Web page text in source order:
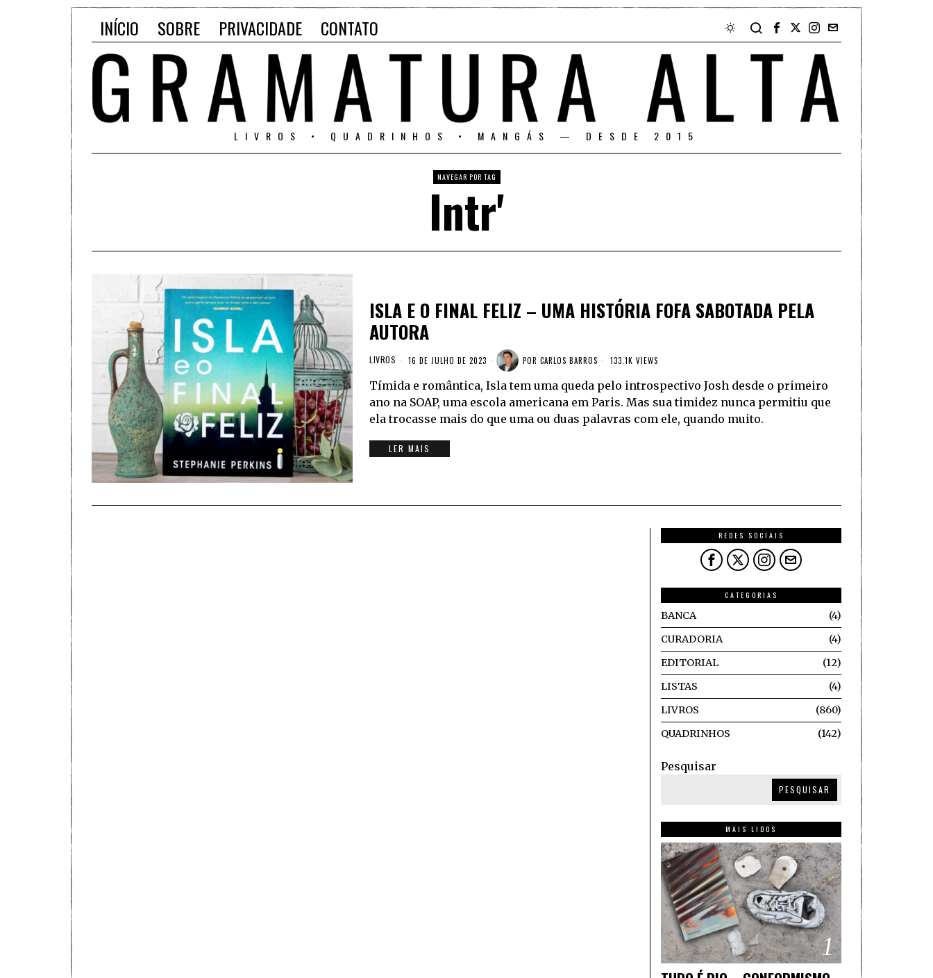
INÍCIO SOBRE PRIVACIDADE CONTATO
LIVROS • QUADRINHOS • MANGÁS — DESDE 2015
NAVEGAR POR TAG
Intr'
ISLA E O FINAL FELIZ – UMA HISTÓRIA FOFA SABOTADA PELA
AUTORA
LIVROS 16 DE JULHO DE 2023 POR CARLOS BARROS 133.1K VIEWS
Tímida e romântica, Isla tem uma queda pelo introspectivo Josh desde o primeiro
ano na SOAP, uma escola americana em Paris. Mas sua timidez nunca permitiu que
ela trocasse mais do que uma ou duas palavras com ele, quando muito.
LER MAIS
REDES SOCIAIS
CATEGORIAS
BANCA
4
CURADORIA
4
EDITORIAL
12
LISTAS
4
LIVROS
860
QUADRINHOS
142
Pesquisar
PESQUISAR
MAIS LIDOS
1